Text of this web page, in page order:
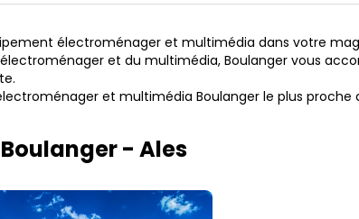
électroménager et multimédia dans votre
et du multimédia, Boulanger vous
et multimédia Boulanger le plus
- Ales